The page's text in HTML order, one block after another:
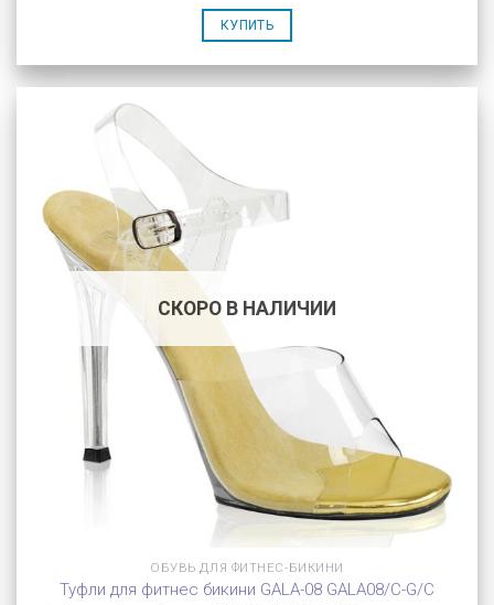
КУПИТЬ
СКОРО В НАЛИЧИИ
ОБУВЬ ДЛЯ ФИТНЕС-БИКИНИ
Туфли для фитнес бикини GALA-08 GALA08/C-G/C